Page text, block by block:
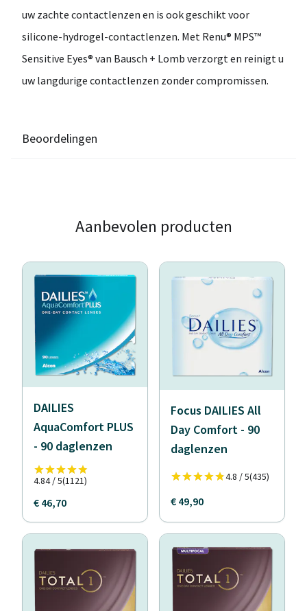
uw zachte contactlenzen en is ook geschikt voor
silicone-hydrogel-contactlenzen. Met Renu® MPS™
Sensitive Eyes® van Bausch + Lomb verzorgt en reinigt u
uw langdurige contactlenzen zonder compromissen.
Beoordelingen
Aanbevolen producten
DAILIES
AquaComfort PLUS
- 90 daglenzen
4.84 / 5(1121)
€ 46,70
Focus DAILIES All
Day Comfort - 90
daglenzen
4.8 / 5(435)
€ 49,90